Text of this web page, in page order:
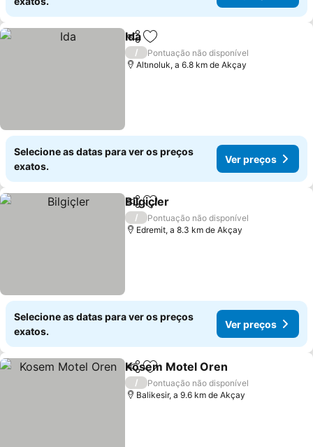
PartilharAdicionar aos favoritos
Ida
/
Pontuação não disponível
Altınoluk, a 6.8 km de Akçay
Selecione as datas para ver os preços
exatos.
Ver preços
PartilharAdicionar aos favoritos
Bilgiçler
/
Pontuação não disponível
Edremit, a 8.3 km de Akçay
Selecione as datas para ver os preços
exatos.
Ver preços
PartilharAdicionar aos favoritos
Kosem Motel Oren
/
Pontuação não disponível
Balikesir, a 9.6 km de Akçay